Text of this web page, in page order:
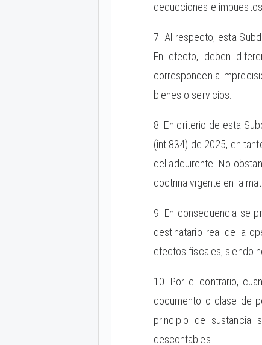
deducciones e
7. Al respecto, esta
En efecto, deben
corresponden a
bienes o servicios.
8. En criterio de esta
(int 834) de 2025, en
del adquirente. No
doctrina vigente en la
9. En consecuencia se
destinatario real de la
efectos fiscales, siendo
10. Por el contrario,
documento o clase de
principio de sustancia
descontables.